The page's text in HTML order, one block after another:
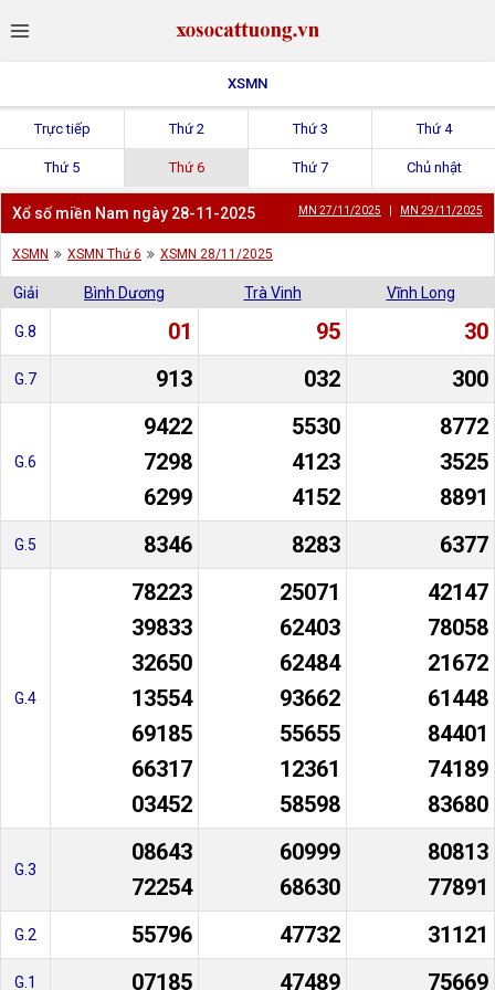
XSMN
Trực tiếp Thứ 2 Thứ 3 Thứ 4
Thứ 5 Thứ 6 Thứ 7 Chủ nhật
Xổ số miền Nam ngày 28-11-2025 MN 27/11/2025 MN 29/11/2025
XSMN XSMN Thứ 6 XSMN 28/11/2025
Giải Bình Dương Trà Vinh Vĩnh Long
G.8 01 95 30
G.7 913 032 300
G.6
9422
7298
6299
5530
4123
4152
8772
3525
8891
G.5 8346 8283 6377
G.4
78223
39833
32650
13554
69185
66317
03452
25071
62403
62484
93662
55655
12361
58598
42147
78058
21672
61448
84401
74189
83680
G.3
08643
72254
60999
68630
80813
77891
G.2 55796 47732 31121
G.1 07185 47489 75669